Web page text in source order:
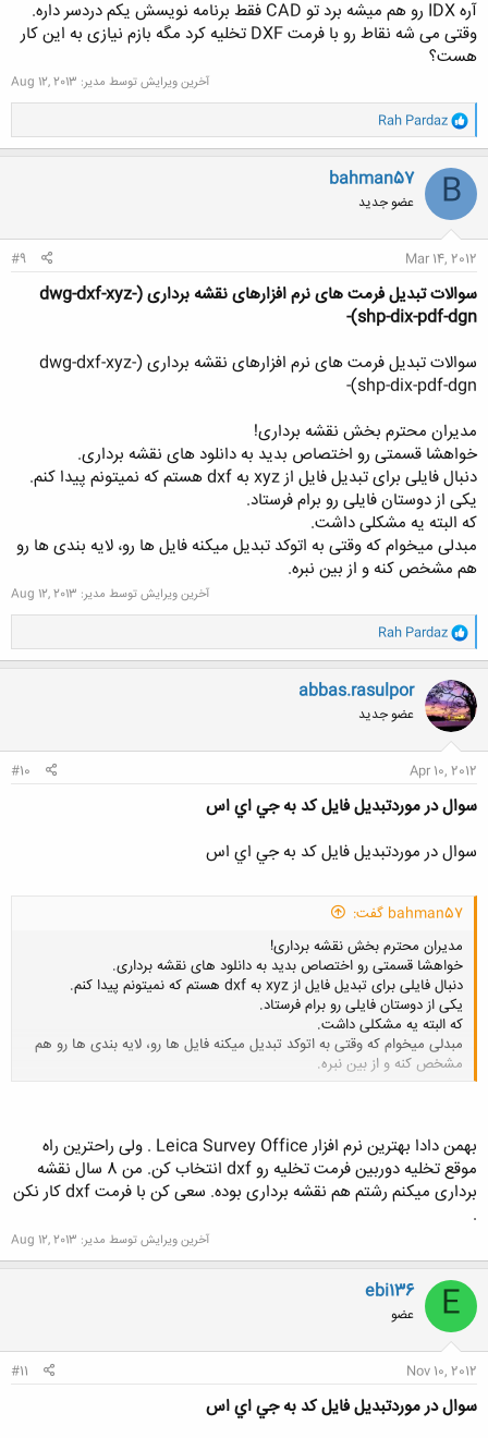
آره IDX رو هم میشه برد تو CAD فقط برنامه نویسش یکم دردسر داره.
وقتی می شه نقاط رو با فرمت DXF تخلیه کرد مگه بازم نیازی به این کار
هست؟
آخرین ویرایش توسط مدیر: Aug 12, 2013
و
ا
ک
ن
ش
ه
ا
Rah Pardaz
B
bahman57
عضو جدید
Mar 14, 2012
#9
سوالات تبدیل فرمت های نرم افزارهای نقشه برداری (dwg-dxf-xyz-
shp-dix-pdf-dgn)-
سوالات تبدیل فرمت های نرم افزارهای نقشه برداری (dwg-dxf-xyz-
shp-dix-pdf-dgn)-
مدیران محترم بخش نقشه برداری!
خواهشا قسمتی رو اختصاص بدید به دانلود های نقشه برداری.
دنبال فایلی برای تبدیل فایل از xyz به dxf هستم که نمیتونم پیدا کنم.
یکی از دوستان فایلی رو برام فرستاد.
که البته یه مشکلی داشت.
مبدلی میخوام که وقتی به اتوکد تبدیل میکنه فایل ها رو، لایه بندی ها رو
هم مشخص کنه و از بین نبره.
آخرین ویرایش توسط مدیر: Aug 12, 2013
و
ا
ک
ن
ش
ه
ا
Rah Pardaz
abbas.rasulpor
عضو جدید
Apr 10, 2012
#10
سوال در موردتبديل فايل كد به جي اي اس
سوال در موردتبديل فايل كد به جي اي اس
bahman57 گفت:
مدیران محترم بخش نقشه برداری!
خواهشا قسمتی رو اختصاص بدید به دانلود های نقشه برداری.
دنبال فایلی برای تبدیل فایل از xyz به dxf هستم که نمیتونم پیدا کنم.
یکی از دوستان فایلی رو برام فرستاد.
که البته یه مشکلی داشت.
مبدلی میخوام که وقتی به اتوکد تبدیل میکنه فایل ها رو، لایه بندی ها رو هم
مشخص کنه و از بین نبره.
بهمن دادا بهترین نرم افزار Leica Survey Office . ولی راحترین راه
موقع تخلیه دوربین فرمت تخلیه رو dxf انتخاب کن. من 8 سال نقشه
برداری میکنم رشتم هم نقشه برداری بوده. سعی کن با فرمت dxf کار نکن
.
آخرین ویرایش توسط مدیر: Aug 12, 2013
E
ebi136
عضو
Nov 10, 2012
#11
سوال در موردتبديل فايل كد به جي اي اس